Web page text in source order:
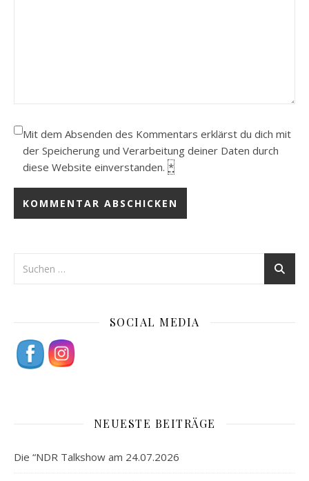
Mit dem Absenden des Kommentars erklärst du dich mit
der Speicherung und Verarbeitung deiner Daten durch
diese Website einverstanden. *
SOCIAL MEDIA
NEUESTE BEITRÄGE
Die “NDR Talkshow am 24.07.2026